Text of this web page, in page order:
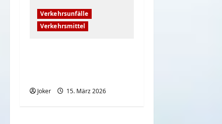
Verkehrsunfälle
Verkehrsmittel
Joker 15. März 2026